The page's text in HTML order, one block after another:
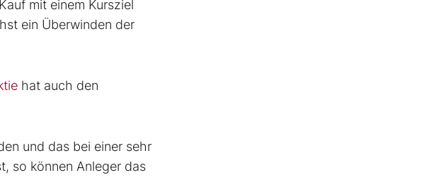
mit einem Kursziel
ein Überwinden der
hat auch den
und das bei einer sehr
so können Anleger das